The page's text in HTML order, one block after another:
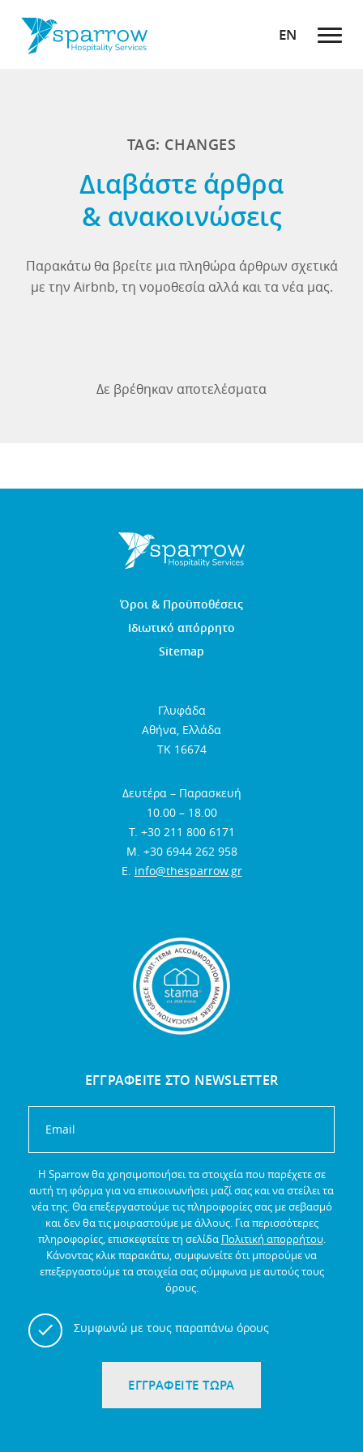
EN
TAG: CHANGES
Διαβάστε άρθρα
& ανακοινώσεις
Παρακάτω θα βρείτε μια πληθώρα άρθρων σχετικά
με την Airbnb, τη νομοθεσία αλλά και τα νέα μας.
Δε βρέθηκαν αποτελέσματα
Όροι & Προϋποθέσεις
Ιδιωτικό απόρρητο
Sitemap
Γλυφάδα
Αθήνα, Ελλάδα
TK 16674
Δευτέρα – Παρασκευή
10.00 – 18.00
Τ. +30 211 800 6171
Μ. +30 6944 262 958
E. info@thesparrow.gr
ΕΓΓΡΑΦΕΙΤΕ ΣΤΟ NEWSLETTER
Η Sparrow θα χρησιμοποιήσει τα στοιχεία που παρέχετε σε
αυτή τη φόρμα για να επικοινωνήσει μαζί σας και να στείλει τα
νέα της.Θα επεξεργαστούμε τις πληροφορίες σας με σεβασμό
και δεν θα τις μοιραστούμε με άλλους. Για περισσότερες
πληροφορίες, επισκεφτείτε τη σελίδα Πολιτική απορρήτου.
Κάνοντας κλικ παρακάτω, συμφωνείτε ότι μπορούμε να
επεξεργαστούμε τα στοιχεία σας σύμφωνα με αυτούς τους
όρους.
Συμφωνώ με τους παραπάνω όρους
ΕΓΓΡΑΦΕΙΤΕ ΤΩΡΑ